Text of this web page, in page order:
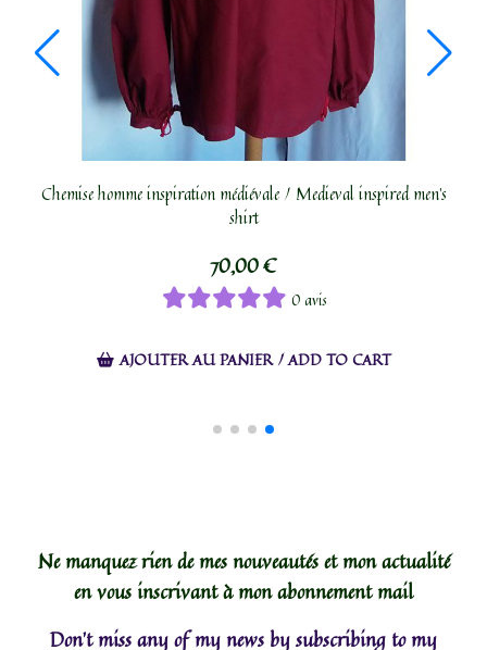
Doublet Pourpoint homme inspiration Renaissance / Renaissance-
style men's doublet
99,00€
0 avis
AJOUTER AU PANIER / ADD TO CART
Ne manquez rien de mes nouveautés et mon actualité
en vous inscrivant à mon abonnement mail
Don't miss any of my news by subscribing to my